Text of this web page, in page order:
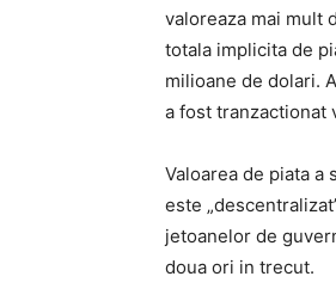
valoreaza mai mult
totala implicita de
milioane de dolari.
a fost tranzactionat
Valoarea de piata a
este
jetoanelor de
doua ori in trecut.